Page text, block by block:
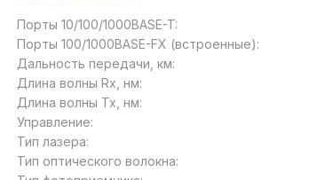
Порты 10/100/1000BASE-T:
Порты 100/1000BASE-FX (встроенные):
Дальность передачи, км:
Длина волны Rx, нм:
Длина волны Tx, нм:
Управление:
Тип лазера:
Тип оптического волокна: